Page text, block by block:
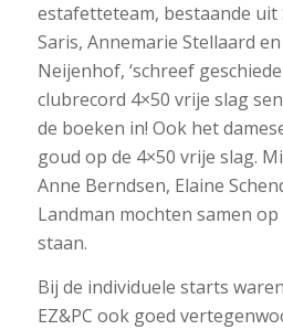
estafetteteam, bestaande uit
Saris, Annemarie Stellaard
Neijenhof, ‘schreef
clubrecord 4×50 vrije slag
de boeken in! Ook het
goud op de 4×50 vrije slag.
Anne Berndsen, Elaine
Landman mochten samen
staan.
Bij de individuele starts
EZ&PC ook goed